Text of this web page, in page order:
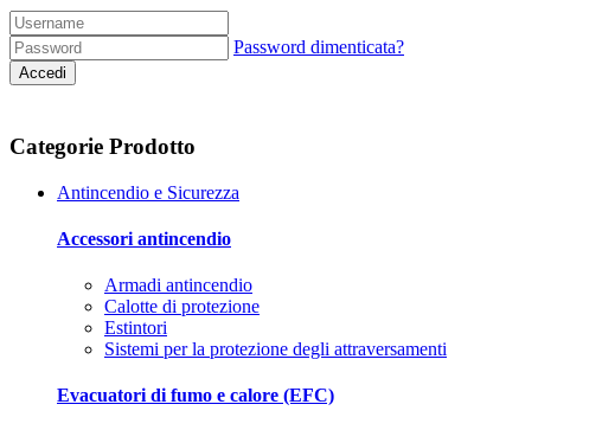
Password dimenticata?
Accedi
Categorie Prodotto
Antincendio e Sicurezza
Accessori antincendio
Armadi antincendio
Calotte di protezione
Estintori
Sistemi per la protezione degli attraversamenti
Evacuatori di fumo e calore (EFC)